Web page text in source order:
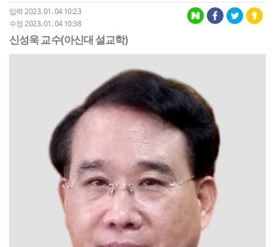
입력 2023. 01. 04 10:23
수정 2023. 01. 04 10:38
신성욱 교수(아신대 설교학)